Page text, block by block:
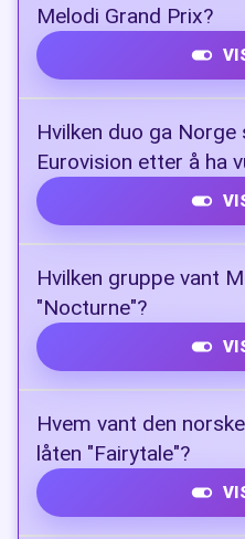
Melodi Grand Prix?
Hvilken duo ga
Eurovision etter å ha
Bobbysocks (med
Hvilken gruppe vant
"Nocturne"?
Hvem vant den
låten "Fairytale"?